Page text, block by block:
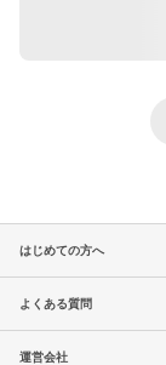
はじめての方へ
よくある質問
運営会社